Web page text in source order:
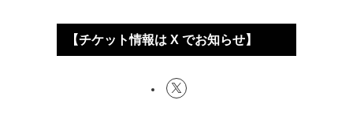
【チケット情報は X でお知らせ】